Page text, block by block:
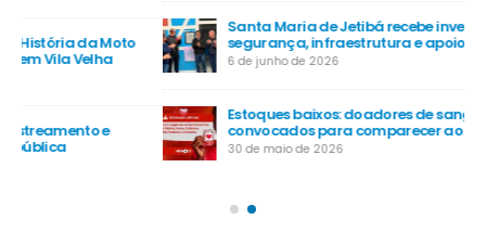
Santa Maria de Jetibá recebe investimentos em
segurança, infraestrutura e apoio ao agro
6 de junho de 2026
Estoques baixos: doadores de sangue são
convocados para comparecer ao Hemoes
30 de maio de 2026